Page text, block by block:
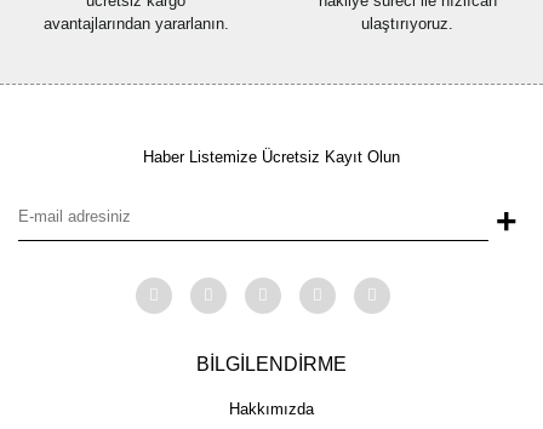
avantajlarından yararlanın.
ulaştırıyoruz.
Haber Listemize Ücretsiz Kayıt Olun
+
BİLGİLENDİRME
Hakkımızda